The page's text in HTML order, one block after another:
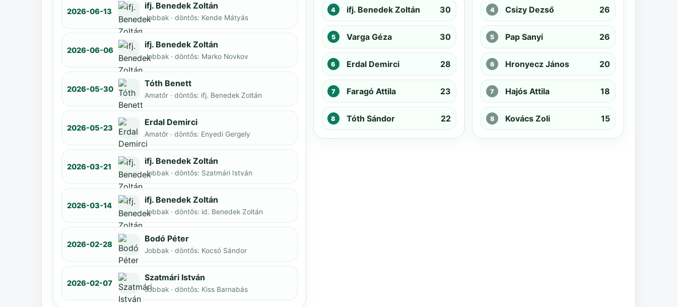
2026-06-13
ifj. Benedek Zoltán
Jobbak · döntős: Kende Mátyás
2026-06-06
ifj. Benedek Zoltán
Jobbak · döntős: Marko Novkov
2026-05-30
Tóth Benett
Amatőr · döntős: ifj. Benedek Zoltán
2026-05-23
Erdal Demirci
Amatőr · döntős: Enyedi Gergely
2026-03-21
ifj. Benedek Zoltán
Jobbak · döntős: Szatmári István
2026-03-14
ifj. Benedek Zoltán
Jobbak · döntős: id. Benedek Zoltán
2026-02-28
Bodó Péter
Jobbak · döntős: Kocsó Sándor
2026-02-07
Szatmári István
Jobbak · döntős: Kiss Barnabás
ifj. Benedek Zoltán 30
Varga Géza 30
Erdal Demirci 28
Faragó Attila 23
Tóth Sándor 22
Csizy Dezső 26
Pap Sanyi 26
Hronyecz János 20
Hajós Attila 18
Kovács Zoli 15